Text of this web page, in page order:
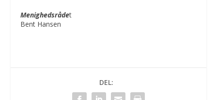
Menighedsrådet
Bent Hansen
DEL: